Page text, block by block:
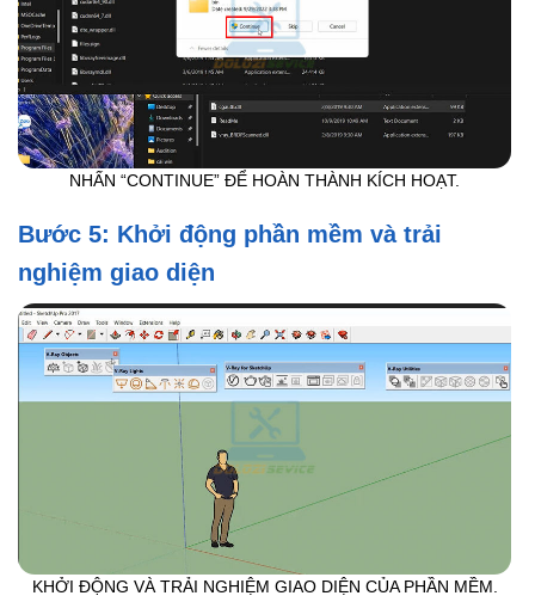
NHẤN “CONTINUE” ĐỂ HOÀN THÀNH KÍCH HOẠT.
Bước 5: Khởi động phần mềm và trải
nghiệm giao diện
KHỞI ĐỘNG VÀ TRẢI NGHIỆM GIAO DIỆN CỦA PHẦN MỀM.